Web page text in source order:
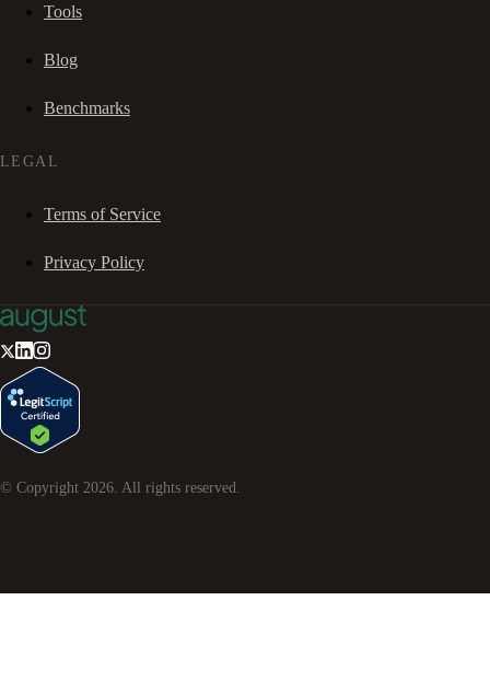
Tools
Blog
Benchmarks
LEGAL
Terms of Service
Privacy Policy
© Copyright 2026 . All rights reserved.